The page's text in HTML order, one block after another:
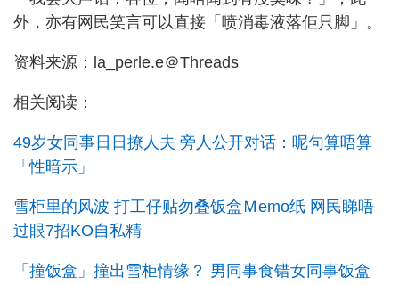
外，亦有网民笑言可以直接「喷消毒液落佢只脚」。
资料来源：la_perle.e＠Threads
相关阅读：
49岁女同事日日撩人夫 旁人公开对话：呢句算唔算
「性暗示」
雪柜里的风波 打工仔贴勿叠饭盒Ｍemo纸 网民睇唔
过眼7招KO自私精
「撞饭盒」撞出雪柜情缘？ 男同事食错女同事饭盒